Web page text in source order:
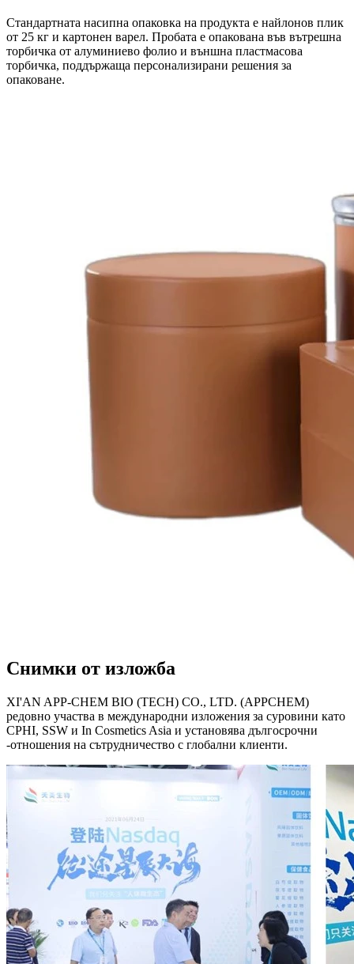
Стандартната насипна опаковка на продукта е найлонов плик
от 25 кг и картонен варел. Пробата е опакована във вътрешна
торбичка от алуминиево фолио и външна пластмасова
торбичка, поддържаща персонализирани решения за
опаковане.
Снимки от изложба
XI'AN APP-CHEM BIO (TECH) CO., LTD. (APPCHEM)
редовно участва в международни изложения за суровини като
CPHI, SSW и In Cosmetics Asia и установява дългосрочни
-отношения на сътрудничество с глобални клиенти.